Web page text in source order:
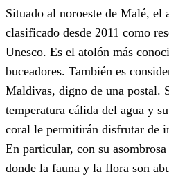
Situado al noroeste de Malé, el
clasificado desde 2011 como
Unesco. Es el atolón más
buceadores. También es
Maldivas, digno de una postal.
temperatura cálida del agua y
coral le permitirán disfrutar de
En particular, con su
donde la fauna y la flora son